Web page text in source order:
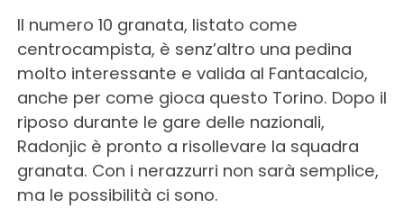
Il numero 10 granata, listato come
centrocampista, è senz’altro una pedina
molto interessante e valida al Fantacalcio,
anche per come gioca questo Torino. Dopo il
riposo durante le gare delle nazionali,
Radonjic è pronto a risollevare la squadra
granata. Con i nerazzurri non sarà semplice,
ma le possibilità ci sono.